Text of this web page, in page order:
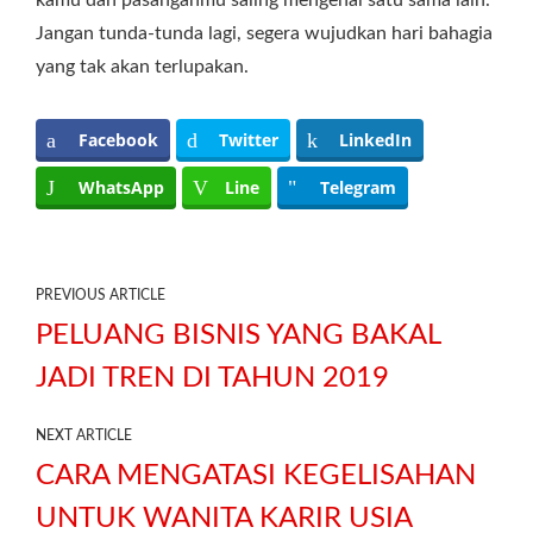
Jangan tunda-tunda lagi, segera wujudkan hari bahagia
yang tak akan terlupakan.
Facebook Twitter LinkedIn
WhatsApp Line Telegram
PREVIOUS ARTICLE
PELUANG BISNIS YANG BAKAL
JADI TREN DI TAHUN 2019
NEXT ARTICLE
CARA MENGATASI KEGELISAHAN
UNTUK WANITA KARIR USIA